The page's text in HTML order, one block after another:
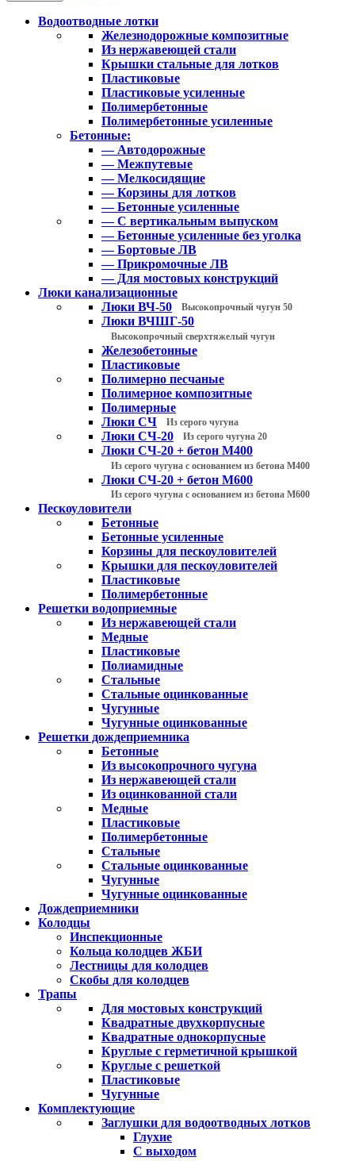
Водоотводные лотки
Железнодорожные композитные
Из нержавеющей стали
Крышки стальные для лотков
Пластиковые
Пластиковые усиленные
Полимербетонные
Полимербетонные усиленные
Бетонные:
— Автодорожные
— Межпутевые
— Мелкосидящие
— Корзины для лотков
— Бетонные усиленные
— С вертикальным выпуском
— Бетонные усиленные без уголка
— Бортовые ЛВ
— Прикромочные ЛВ
— Для мостовых конструкций
Люки канализационные
Люки ВЧ-50
Высокопрочный чугун 50
Люки ВЧШГ-50
Высокопрочный сверхтяжелый чугун
Железобетонные
Пластиковые
Полимерно песчаные
Полимерное композитные
Полимерные
Люки СЧ
Из серого чугуна
Люки СЧ-20 Из серого чугуна 20
Люки СЧ-20 + бетон М400
Из серого чугуна с основанием из бетона М400
Люки СЧ-20 + бетон М600
Из серого чугуна с основанием из бетона М600
Пескоуловители
Бетонные
Бетонные усиленные
Корзины для пескоуловителей
Крышки для пескоуловителей
Пластиковые
Полимербетонные
Решетки водоприемные
Из нержавеющей стали
Медные
Пластиковые
Полиамидные
Стальные
Стальные оцинкованные
Чугунные
Чугунные оцинкованные
Решетки дождеприемника
Бетонные
Из высокопрочного чугуна
Из нержавеющей стали
Из оцинкованной стали
Медные
Пластиковые
Полимербетонные
Стальные
Стальные оцинкованные
Чугунные
Чугунные оцинкованные
Дождеприемники
Колодцы
Инспекционные
Кольца колодцев ЖБИ
Лестницы для колодцев
Скобы для колодцев
Трапы
Для мостовых конструкций
Квадратные двухкорпусные
Квадратные однокорпусные
Круглые с герметичной крышкой
Круглые с решеткой
Пластиковые
Чугунные
Комплектующие
Заглушки для водоотводных лотков
Глухие
С выходом